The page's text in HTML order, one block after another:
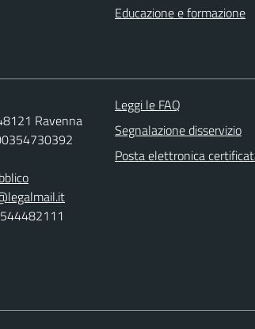
Educazione e formazione
Ravenna
Leggi le FAQ
Segnalazione disservizio
Posta elettronica